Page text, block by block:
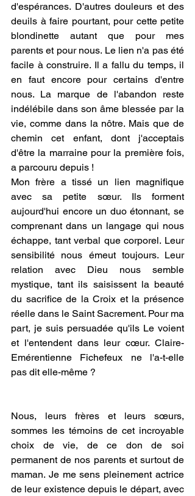
d'espérances. D'autres douleurs et des
deuils à faire pourtant, pour cette petite
blondinette autant que pour mes
parents et pour nous. Le lien n'a pas été
facile à construire. Il a fallu du temps, il
en faut encore pour certains d'entre
nous. La marque de l'abandon reste
indélébile dans son âme blessée par la
vie, comme dans la nôtre. Mais que de
chemin cet enfant, dont j'acceptais
d'être la marraine pour la première fois,
a parcouru depuis !
Mon frère a tissé un lien magnifique
avec sa petite sœur. Ils forment
aujourd'hui encore un duo étonnant, se
comprenant dans un langage qui nous
échappe, tant verbal que corporel. Leur
sensibilité nous émeut toujours. Leur
relation avec Dieu nous semble
mystique, tant ils saisissent la beauté
du sacrifice de la Croix et la présence
réelle dans le Saint Sacrement. Pour ma
part, je suis persuadée qu'ils Le voient
et l'entendent dans leur cœur. Claire-
Emérentienne Fichefeux ne l'a-t-elle
pas dit elle-même ?
Nous, leurs frères et leurs sœurs,
sommes les témoins de cet incroyable
choix de vie, de ce don de soi
permanent de nos parents et surtout de
maman. Je me sens pleinement actrice
de leur existence depuis le départ, avec